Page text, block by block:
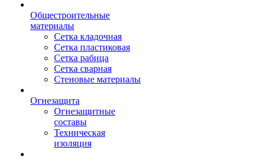
Общестроительные
материалы
Сетка кладочная
Сетка пластиковая
Сетка рабица
Сетка сварная
Стеновые материалы
Огнезащита
Огнезащитные
составы
Техническая
изоляция